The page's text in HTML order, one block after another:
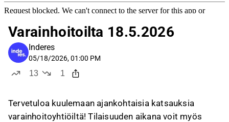
Varainhoitoilta 18.5.2026
Inderes
05/18/2026, 01:00 PM
13
1
Tervetuloa kuulemaan ajankohtaisia katsauksia
varainhoitoyhtiöiltä! Tilaisuuden aikana voit myös